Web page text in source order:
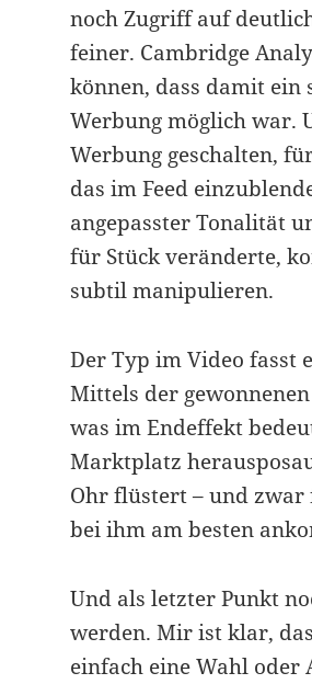
noch Zugriff auf
feiner. Cambridge
können, dass damit ein
Werbung möglich war.
Werbung geschalten,
das im Feed
angepasster Tonalität
für Stück veränderte,
subtil manipulieren.
Der Typ im Video fasst
Mittels der
was im Endeffekt
Marktplatz
Ohr flüstert – und zwar
bei ihm am besten
Und als letzter Punkt
werden. Mir ist klar,
einfach eine Wahl